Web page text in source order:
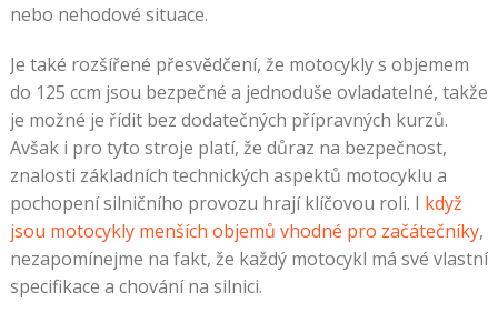
nebo nehodové situace.
Je také rozšířené přesvědčení, že motocykly s objemem
do 125 ccm jsou bezpečné a jednoduše ovladatelné, takže
je možné je řídit bez dodatečných přípravných kurzů.
Avšak i pro tyto stroje platí, že důraz na bezpečnost,
znalosti základních technických aspektů motocyklu a
pochopení silničního provozu hrají klíčovou roli. I když
jsou motocykly menších objemů vhodné pro začátečníky,
nezapomínejme na fakt, že každý motocykl má své vlastní
specifikace a chování na silnici.